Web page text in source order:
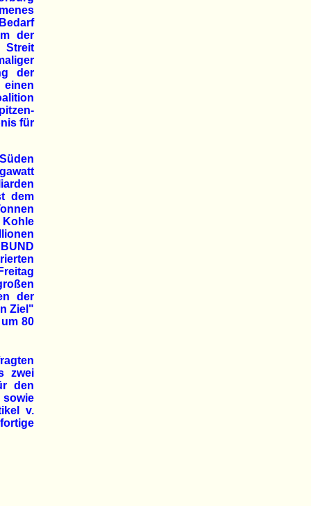
der
Streit
der
für
dem
Kohle
der
Ziel"
80
zwei
den
sowie
v.